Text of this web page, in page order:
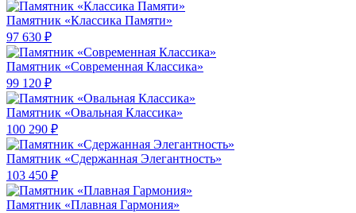
Памятник «Классика Памяти»
97 630 ₽
Памятник «Современная Классика»
99 120 ₽
Памятник «Овальная Классика»
100 290 ₽
Памятник «Сдержанная Элегантность»
103 450 ₽
Памятник «Плавная Гармония»